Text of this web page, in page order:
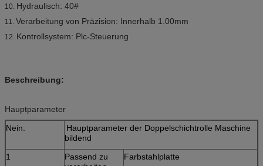
10. Hydraulisch: 40#
11. Verarbeitung von Präzision: Innerhalb 1.00mm
12. Kontrollsystem: Plc-Steuerung
Beschreibung:
Hauptparameter
Nein.
Hauptparameter der Doppelschichtrolle Maschine
bildend
1
Passend zu
Farbstahlplatte